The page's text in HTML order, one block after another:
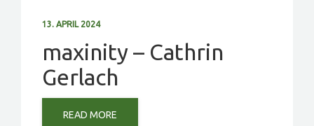
13. APRIL 2024
maxinity – Cathrin
Gerlach
READ MORE